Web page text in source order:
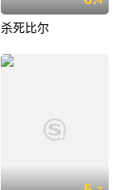
杀死比尔